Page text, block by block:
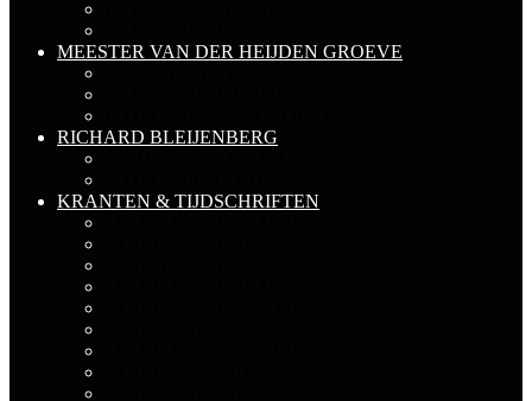
MEESTER VAN DER HEIJDEN GROEVE
RICHARD BLEIJENBERG
KRANTEN & TIJDSCHRIFTEN